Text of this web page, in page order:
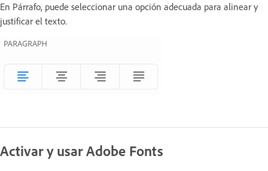
En Párrafo, puede seleccionar una opción adecuada para alinear y
justificar el texto.
Activar y usar Adobe Fonts